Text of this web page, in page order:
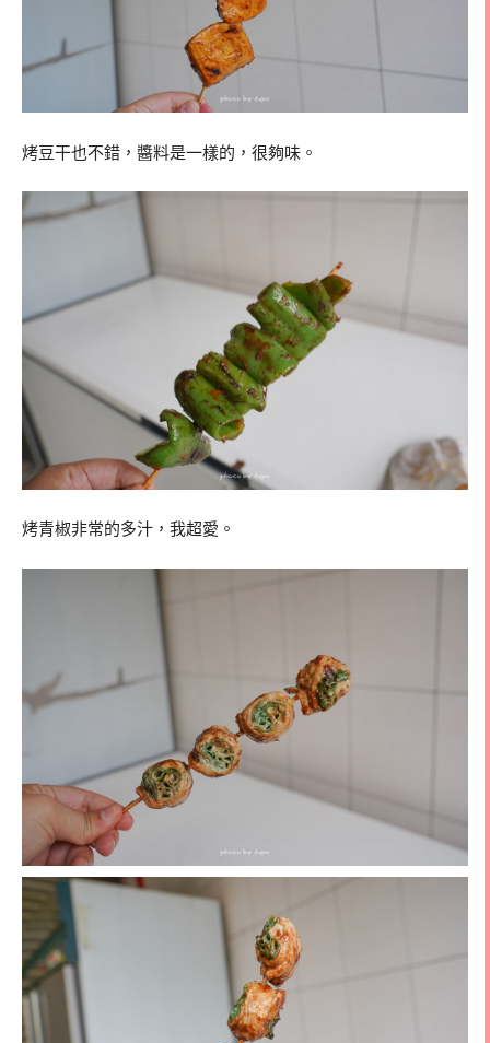
烤豆干也不錯，醬料是一樣的，很夠味。
烤青椒非常的多汁，我超愛。